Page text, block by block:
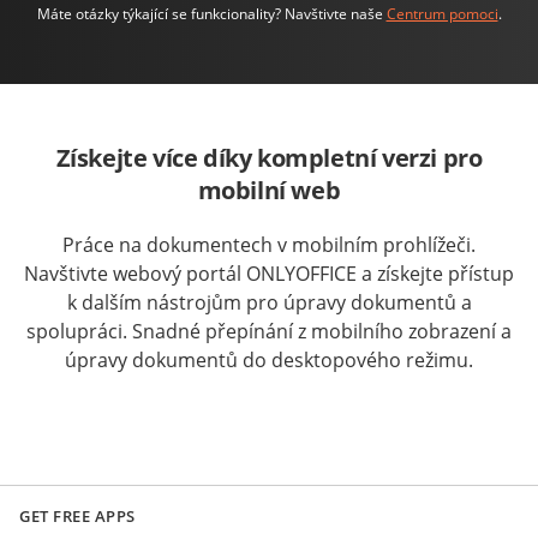
Máte otázky týkající se funkcionality? Navštivte naše Centrum pomoci.
Získejte více díky kompletní verzi pro
mobilní web
Práce na dokumentech v mobilním prohlížeči.
Navštivte webový portál ONLYOFFICE a získejte přístup
k dalším nástrojům pro úpravy dokumentů a
spolupráci. Snadné přepínání z mobilního zobrazení a
úpravy dokumentů do desktopového režimu.
GET FREE APPS